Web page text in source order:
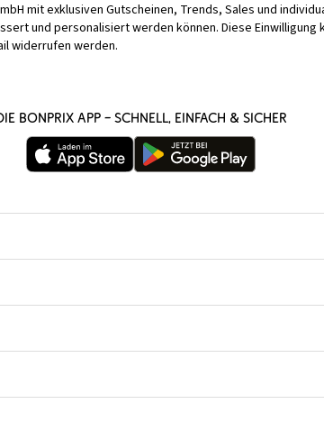
mit exklusiven Gutscheinen, Trends, Sales und
und personalisiert werden können. Diese
widerrufen werden.
bonprix App – schnell, einfach & sicher